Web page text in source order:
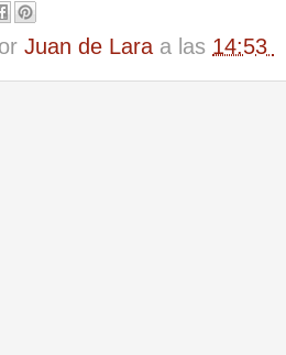
Juan de Lara a las 14:53